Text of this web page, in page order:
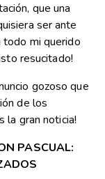
que una
ser ante
mi querido
resucitado!
gozoso que
de los
la gran noticia!
PASCUAL: